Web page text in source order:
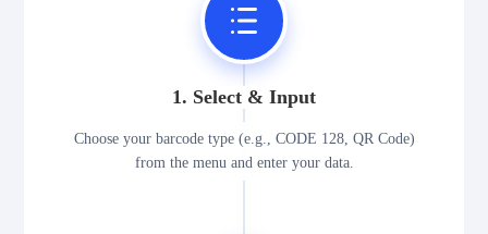
1. Select & Input
Choose your barcode type (e.g., CODE 128, QR Code)
from the menu and enter your data.